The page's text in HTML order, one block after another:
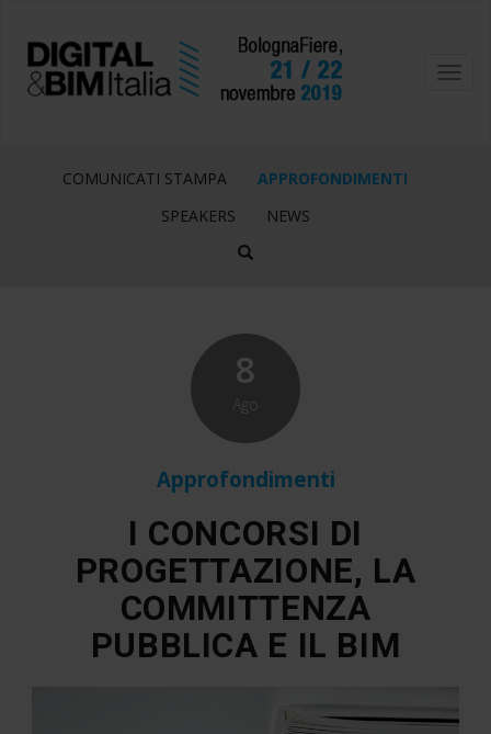
COMUNICATI STAMPA
APPROFONDIMENTI
SPEAKERS
NEWS
8
Ago
Approfondimenti
I CONCORSI DI
PROGETTAZIONE, LA
COMMITTENZA
PUBBLICA E IL BIM